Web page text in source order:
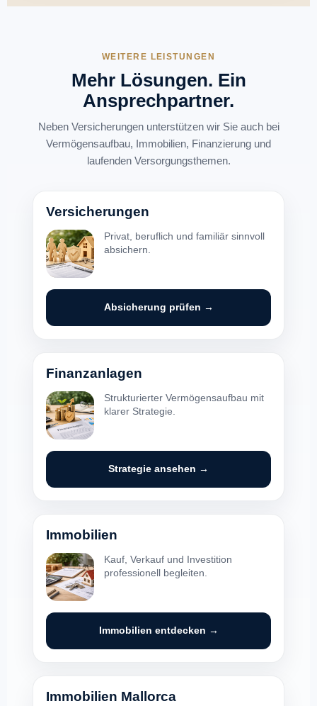
WEITERE LEISTUNGEN
Mehr Lösungen. Ein
Ansprechpartner.
Neben Versicherungen unterstützen wir Sie auch bei
Vermögensaufbau, Immobilien, Finanzierung und
laufenden Versorgungsthemen.
Versicherungen
Privat, beruflich und familiär sinnvoll
absichern.
Absicherung prüfen →
Finanzanlagen
Strukturierter Vermögensaufbau mit
klarer Strategie.
Strategie ansehen →
Immobilien
Kauf, Verkauf und Investition
professionell begleiten.
Immobilien entdecken →
Immobilien Mallorca